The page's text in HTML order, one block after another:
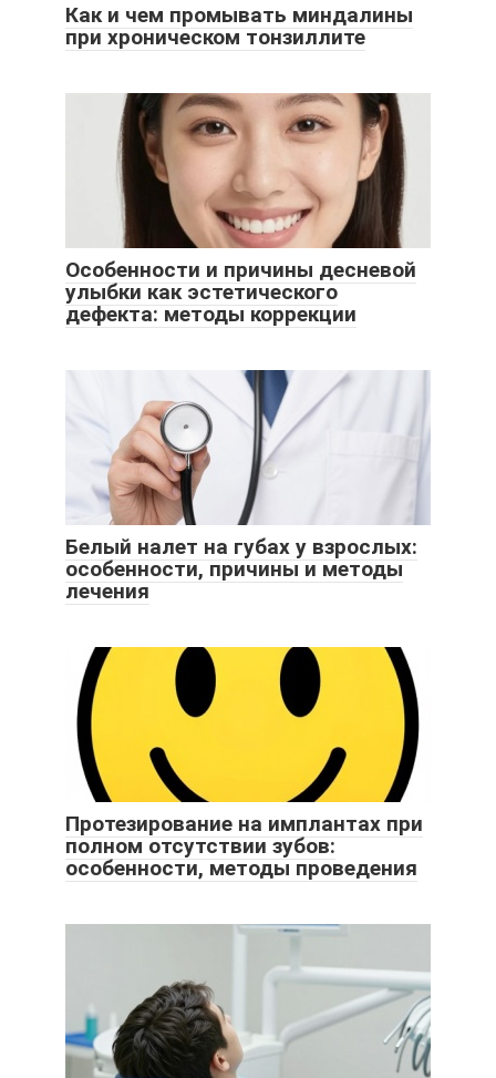
Как и чем промывать миндалины
при хроническом тонзиллите
Особенности и причины десневой
улыбки как эстетического
дефекта: методы коррекции
Белый налет на губах у взрослых:
особенности, причины и методы
лечения
Протезирование на имплантах при
полном отсутствии зубов:
особенности, методы проведения